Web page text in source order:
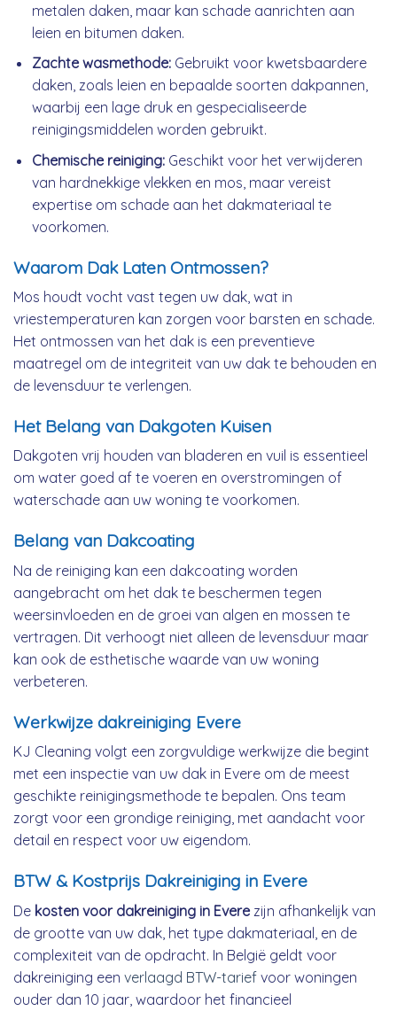
metalen daken, maar kan schade aanrichten aan
leien en bitumen daken.
Zachte wasmethode:Gebruikt voor kwetsbaardere
daken, zoals leien en bepaalde soorten dakpannen,
waarbij een lage druk en gespecialiseerde
reinigingsmiddelen worden gebruikt.
Chemische reiniging:Geschikt voor het verwijderen
van hardnekkige vlekken en mos, maar vereist
expertise om schade aan het dakmateriaal te
voorkomen.
Waarom Dak Laten Ontmossen?
Mos houdt vocht vast tegen uw dak, wat in
vriestemperaturen kan zorgen voor barsten en schade.
Het ontmossen van het dak is een preventieve
maatregel om de integriteit van uw dak te behouden en
de levensduur te verlengen.
Het Belang van Dakgoten Kuisen
Dakgoten vrij houden van bladeren en vuil is essentieel
om water goed af te voeren en overstromingen of
waterschade aan uw woning te voorkomen.
Belang van Dakcoating
Na de reiniging kan een dakcoating worden
aangebracht om het dak te beschermen tegen
weersinvloeden en de groei van algen en mossen te
vertragen. Dit verhoogt niet alleen de levensduur maar
kan ook de esthetische waarde van uw woning
verbeteren.
Werkwijze dakreiniging Evere
KJ Cleaning volgt een zorgvuldige werkwijze die begint
met een inspectie van uw dak in Evere om de meest
geschikte reinigingsmethode te bepalen. Ons team
zorgt voor een grondige reiniging, met aandacht voor
detail en respect voor uw eigendom.
BTW & Kostprijs Dakreiniging in Evere
De kosten voor dakreiniging in Everezijn afhankelijk van
de grootte van uw dak, het type dakmateriaal, en de
complexiteit van de opdracht. In België geldt voor
dakreiniging een verlaagd BTW-tarief voor woningen
ouder dan 10 jaar, waardoor het financieel